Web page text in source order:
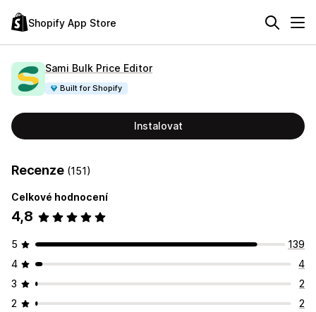
Shopify App Store
Sami Bulk Price Editor
Built for Shopify
Instalovat
Recenze (151)
Celkové hodnocení
4,8
5
139
4
4
3
2
2
2